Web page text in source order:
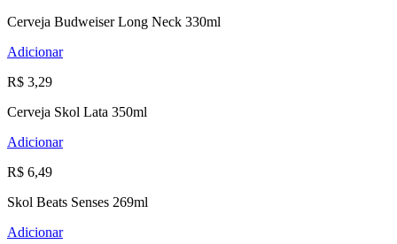
Cerveja Budweiser Long Neck 330ml
Adicionar
R$ 3,29
Cerveja Skol Lata 350ml
Adicionar
R$ 6,49
Skol Beats Senses 269ml
Adicionar